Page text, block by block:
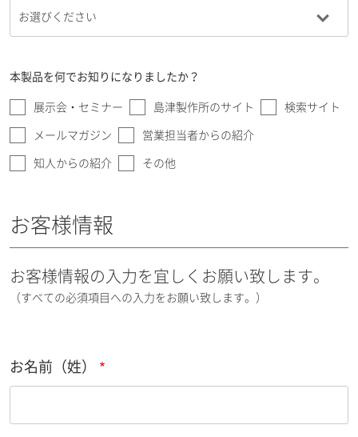
本製品を何でお知りになりましたか？
展示会・セミナー 島津製作所のサイト 検索サイト
メールマガジン 営業担当者からの紹介
知人からの紹介 その他
お客様情報
お客様情報の入力を宜しくお願い致します。
（すべての必須項目への入力をお願い致します。）
お名前（姓）